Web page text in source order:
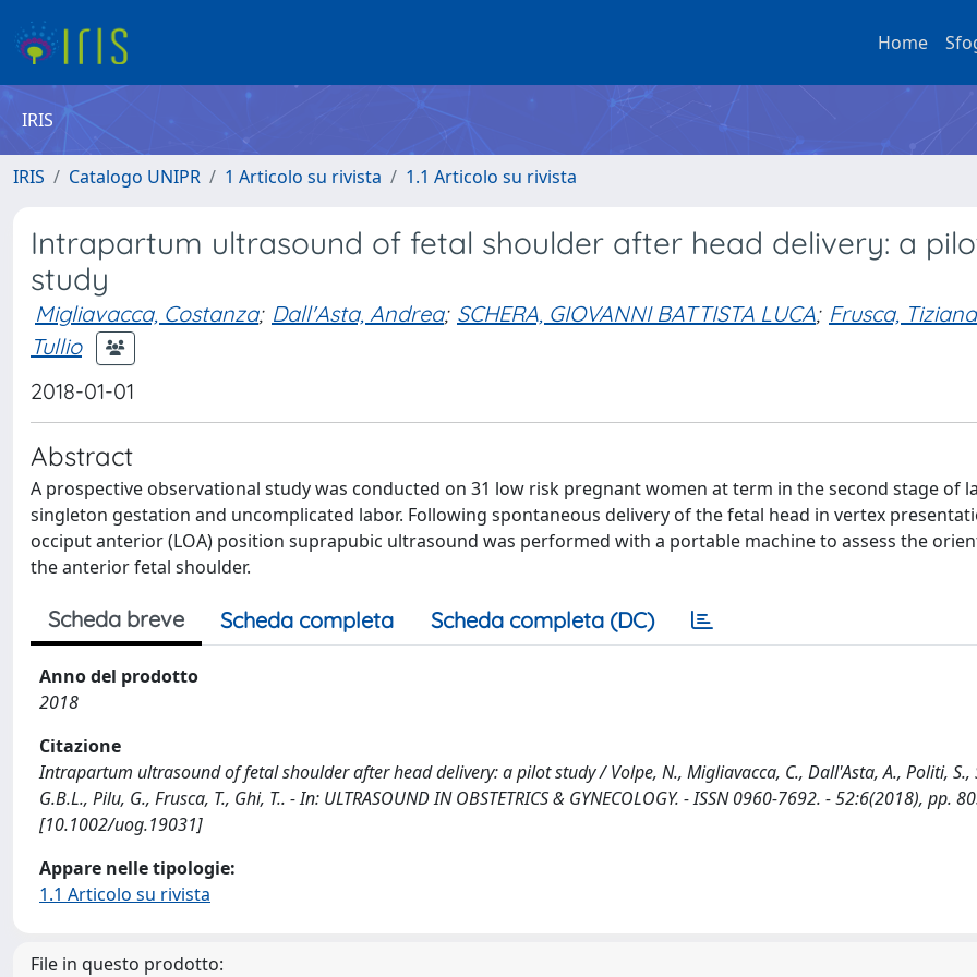
Home
IRIS
IRIS Catalogo UNIPR 1 Articolo su rivista 1.1 Articolo su rivista
Intrapartum ultrasound of fetal shoulder after head delivery: a
study
Migliavacca, Costanza; Dall'Asta, Andrea; SCHERA, GIOVANNI BATTISTA LUCA; Frusca, Tiziana
Tullio
2018-01-01
Abstract
A prospective observational study was conducted on 31 low risk pregnant women at term in the second stage of
singleton gestation and uncomplicated labor. Following spontaneous delivery of the fetal head in vertex
occiput anterior (LOA) position suprapubic ultrasound was performed with a portable machine to assess the
the anterior fetal shoulder.
Scheda breve Scheda completa Scheda completa (DC)
Anno del prodotto
2018
Citazione
Intrapartum ultrasound of fetal shoulder after head delivery: a pilot study / Volpe, N., Migliavacca, C., Dall'Asta, A., Politi, S.,
G.B.L., Pilu, G., Frusca, T., Ghi, T.. - In: ULTRASOUND IN OBSTETRICS & GYNECOLOGY. - ISSN 0960-7692. - 52:6(2018), pp.
[10.1002/uog.19031]
Appare nelle tipologie:
1.1 Articolo su rivista
File in questo prodotto: